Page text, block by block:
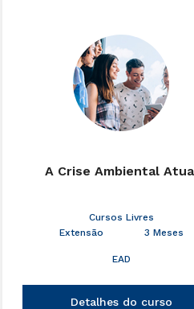
A Crise Ambiental
Cursos Livres
Extensão
3 Meses
EAD
Detalhes do curso